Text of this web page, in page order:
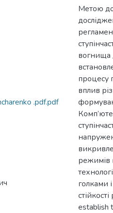
.pdf.pdf
Метою
вогнища
процесу
вплив
режимів
голками
establish